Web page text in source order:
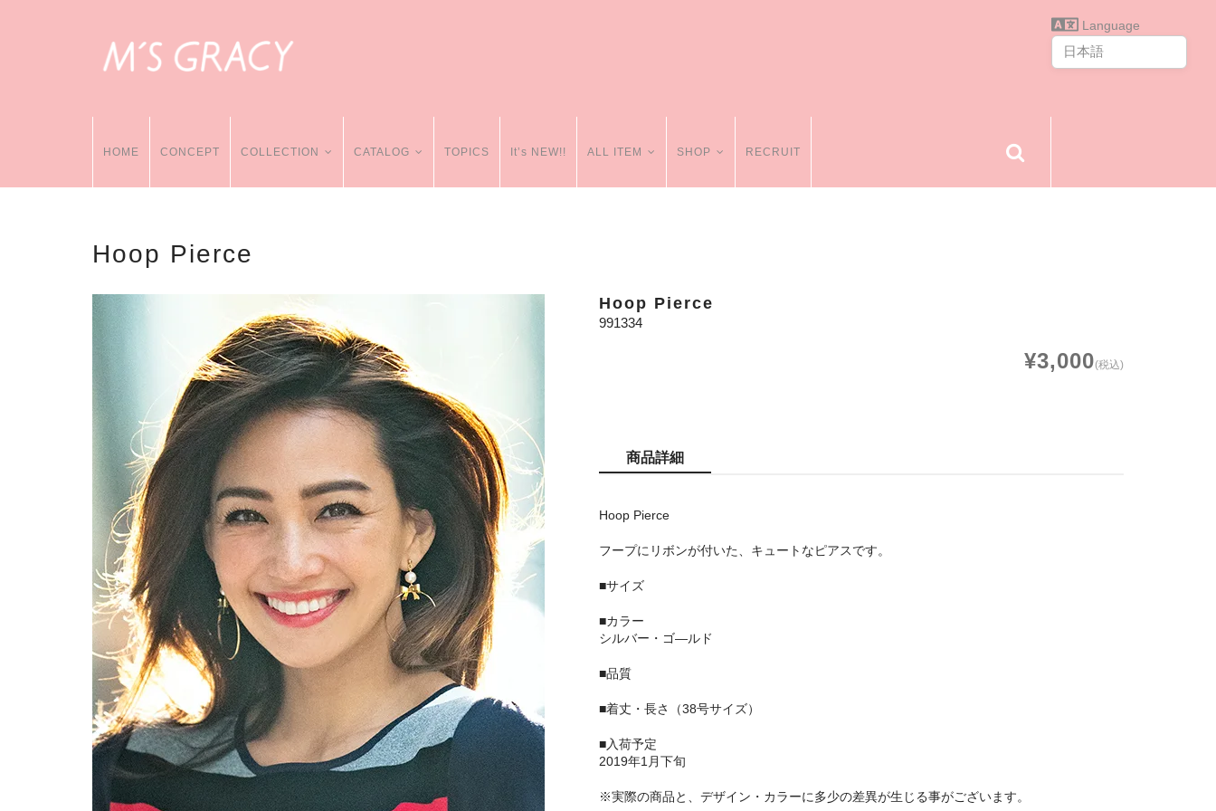
Language
HOME CONCEPT COLLECTION CATALOG TOPICS It’s NEW!! ALL ITEM SHOP RECRUIT
Hoop Pierce
Hoop Pierce
991334
¥3,000(税込)
商品詳細
Hoop Pierce
フープにリボンが付いた、キュートなピアスです。
■サイズ
■カラー
シルバー・ゴ―ルド
■品質
■着丈・長さ（38号サイズ）
■入荷予定
2019年1月下旬
※実際の商品と、デザイン・カラーに多少の差異が生じる事がございます。